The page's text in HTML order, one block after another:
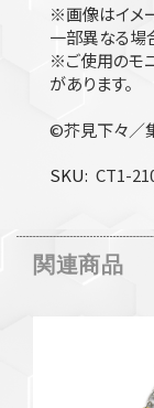
※画像はイメ
一部異なる場
※ご使用のモ
があります。
©芥見下々／
SKU CT1-
関連商品